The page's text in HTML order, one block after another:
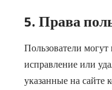
5. Права
Пользователи
исправление или
указанные на сайте